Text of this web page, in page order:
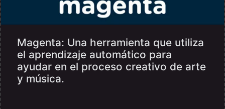
Magenta: Una herramienta que utiliza
el aprendizaje automático para
ayudar en el proceso creativo de arte
y música.